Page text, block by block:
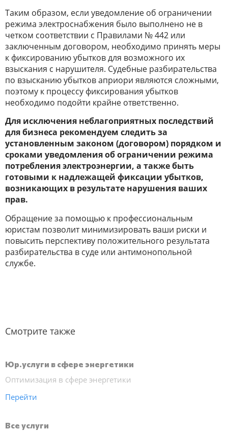
Таким образом, если уведомление об ограничении
режима электроснабжения было выполнено не в
четком соответствии с Правилами № 442 или
заключенным договором, необходимо принять меры
к фиксированию убытков для возможного их
взыскания с нарушителя. Судебные разбирательства
по взысканию убытков априори являются сложными,
поэтому к процессу фиксирования убытков
необходимо подойти крайне ответственно.
Для исключения неблагоприятных последствий
для бизнеса рекомендуем следить за
установленным законом (договором) порядком и
сроками уведомления об ограничении режима
потребления электроэнергии, а также быть
готовыми к надлежащей фиксации убытков,
возникающих в результате нарушения ваших
прав.
Обращение за помощью к профессиональным
юристам позволит минимизировать ваши риски и
повысить перспективу положительного результата
разбирательства в суде или антимонопольной
службе.
Смотрите также
Юр.услуги в сфере энергетики
Оптимизация в сфере энергетики
Перейти
Все услуги